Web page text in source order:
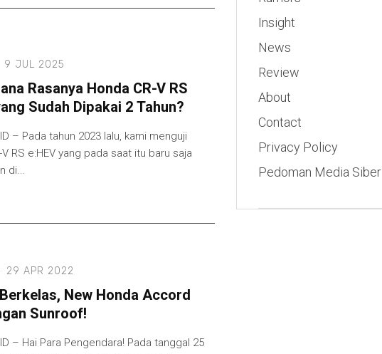
9 JUL 2025
Rasanya Honda CR-V RS
Sudah Dipakai 2 Tahun?
– Pada tahun 2023 lalu, kami menguji
V RS e:HEV yang pada saat itu baru saja
di...
29 APR 2022
New Honda Accord
Sunroof!
– Hai Para Pengendara! Pada tanggal 25
Insight
News
Review
About
Contact
Privacy Policy
Pedoman Media Siber